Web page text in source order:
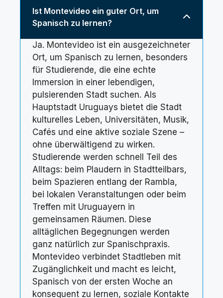
Ist Montevideo ein guter Ort, um
Spanisch zu lernen?
Ja. Montevideo ist ein ausgezeichneter
Ort, um Spanisch zu lernen, besonders
für Studierende, die eine echte
Immersion in einer lebendigen,
pulsierenden Stadt suchen. Als
Hauptstadt Uruguays bietet die Stadt
kulturelles Leben, Universitäten, Musik,
Cafés und eine aktive soziale Szene –
ohne überwältigend zu wirken.
Studierende werden schnell Teil des
Alltags: beim Plaudern in Stadtteilbars,
beim Spazieren entlang der Rambla,
bei lokalen Veranstaltungen oder beim
Treffen mit Uruguayern in
gemeinsamen Räumen. Diese
alltäglichen Begegnungen werden
ganz natürlich zur Spanischpraxis.
Montevideo verbindet Stadtleben mit
Zugänglichkeit und macht es leicht,
Spanisch von der ersten Woche an
konsequent zu lernen, soziale Kontakte